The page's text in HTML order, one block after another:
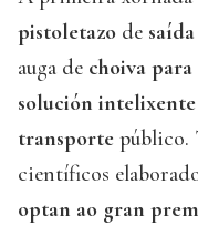
pistoletazo de saída
auga de choiva
solución
transporte público.
científicos
optan ao gran